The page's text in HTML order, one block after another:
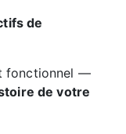
de
fonctionnel —
de votre